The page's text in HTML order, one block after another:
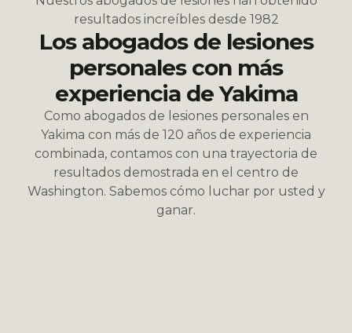
resultados increíbles desde 1982
Los abogados de lesiones
personales con más
experiencia de Yakima
Como abogados de lesiones personales en
Yakima con más de 120 años de experiencia
combinada, contamos con una trayectoria de
resultados demostrada en el centro de
Washington. Sabemos cómo luchar por usted y
ganar.